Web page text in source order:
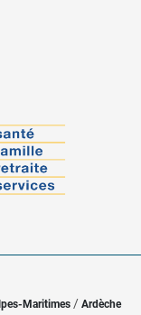
Maritimes / Ardèche